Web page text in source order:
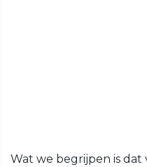
Wat we begrijpen is